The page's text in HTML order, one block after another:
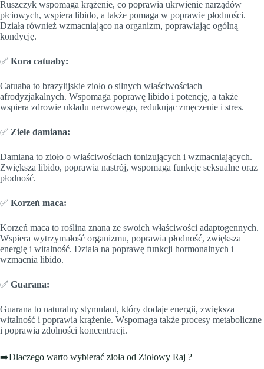
Ruszczyk wspomaga krążenie, co poprawia ukrwienie narządów
płciowych, wspiera libido, a także pomaga w poprawie płodności.
Działa również wzmacniająco na organizm, poprawiając ogólną
kondycję.
✅ Kora catuaby:
Catuaba to brazylijskie zioło o silnych właściwościach
afrodyzjakalnych. Wspomaga poprawę libido i potencję, a także
wspiera zdrowie układu nerwowego, redukując zmęczenie i stres.
✅ Ziele damiana:
Damiana to zioło o właściwościach tonizujących i wzmacniających.
Zwiększa libido, poprawia nastrój, wspomaga funkcje seksualne oraz
płodność.
✅ Korzeń maca:
Korzeń maca to roślina znana ze swoich właściwości adaptogennych.
Wspiera wytrzymałość organizmu, poprawia płodność, zwiększa
energię i witalność. Działa na poprawę funkcji hormonalnych i
wzmacnia libido.
✅ Guarana:
Guarana to naturalny stymulant, który dodaje energii, zwiększa
witalność i poprawia krążenie. Wspomaga także procesy metaboliczne
i poprawia zdolności koncentracji.
➡️Dlaczego warto wybierać zioła od Ziołowy Raj ?